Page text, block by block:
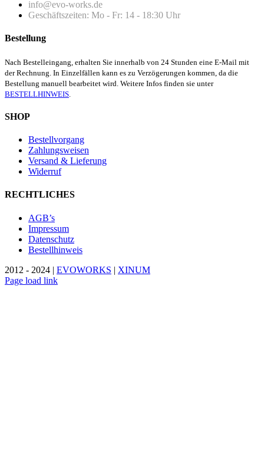
info@evo-works.de
Geschäftszeiten: Mo - Fr: 14 - 18:30 Uhr
Bestellung
Nach Bestelleingang, erhalten Sie innerhalb von 24 Stunden eine E-Mail mit
der Rechnung. In Einzelfällen kann es zu Verzögerungen kommen, da die
Bestellung manuell bearbeitet wird. Weitere Infos finden sie unter
BESTELLHINWEIS
SHOP
Bestellvorgang
Zahlungsweisen
Versand & Lieferung
Widerruf
RECHTLICHES
AGB’s
Impressum
Datenschutz
Bestellhinweis
2012 - 2024 | EVOWORKS | XINUM
Page load link